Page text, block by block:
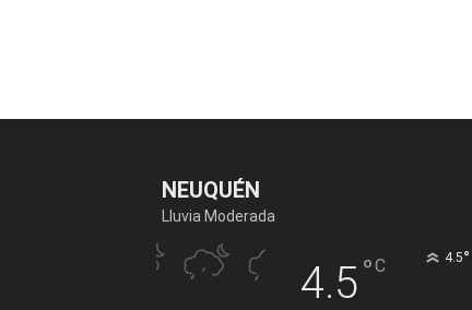
NEUQUÉN
Lluvia Moderada
4.5°C 4.5°